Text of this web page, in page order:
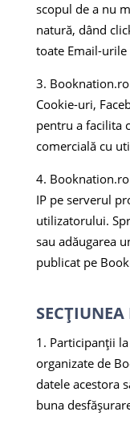
scopul de a nu
natură, dând
toate Email-
Cookie-uri,
pentru a facilita
comercială cu
IP pe serverul
utilizatorului.
sau adăugarea
publicat pe
Participanții
organizate de
datele acestora
buna